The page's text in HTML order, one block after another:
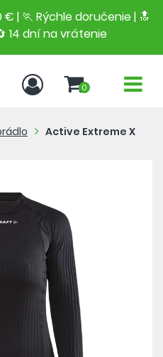
€ | 🏃 Rýchle doručenie | 🔝
14 dní na vrátenie
0
Active Extreme X